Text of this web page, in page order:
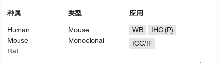
种属
Human
Mouse
Rat
类型
Mouse
Monoclonal
应用
WB
IHC (P)
ICC/IF